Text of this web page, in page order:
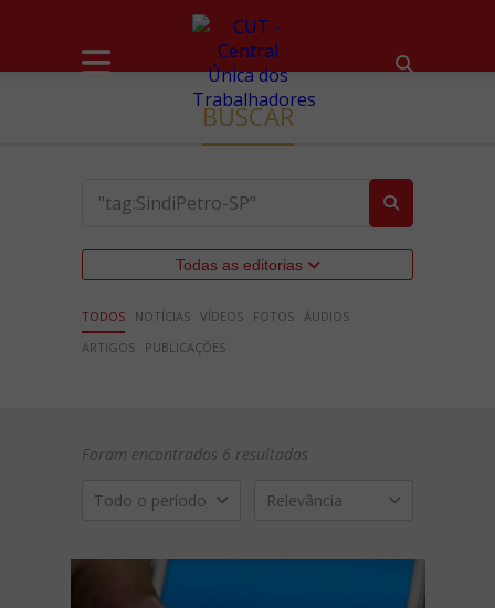
BUSCAR
Todas as editorias
TODOS NOTÍCIAS VÍDEOS FOTOS ÁUDIOS
ARTIGOS
PUBLICAÇÕES
Foram encontrados 6 resultados
Todo o período Relevância